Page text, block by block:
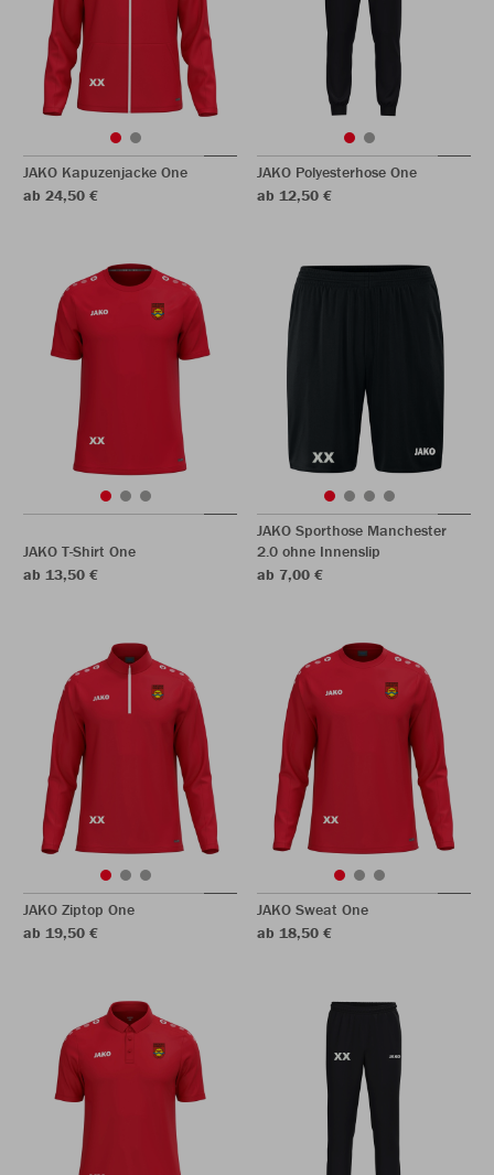
JAKO Kapuzenjacke One
ab 24,50 €
JAKO Polyesterhose One
ab 12,50 €
JAKO T-Shirt One
ab 13,50 €
JAKO Sporthose Manchester
2.0 ohne Innenslip
ab 7,00 €
JAKO Ziptop One
ab 19,50 €
JAKO Sweat One
ab 18,50 €